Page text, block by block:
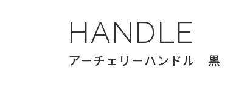
HANDLE
アーチェリーハンドル 黒